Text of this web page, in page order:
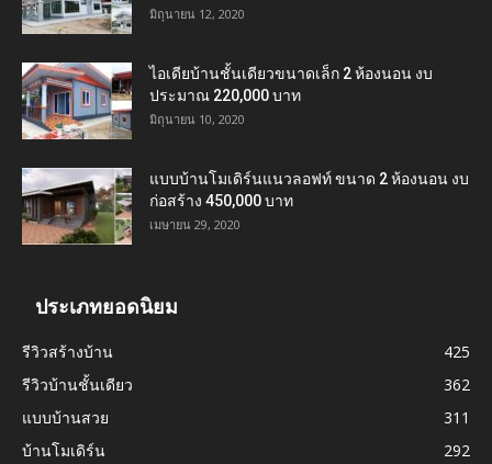
มิถุนายน 12, 2020
ไอเดียบ้านชั้นเดียวขนาดเล็ก 2 ห้องนอน งบ
ประมาณ 220,000 บาท
มิถุนายน 10, 2020
แบบบ้านโมเดิร์นแนวลอฟท์ ขนาด 2 ห้องนอน งบ
ก่อสร้าง 450,000 บาท
เมษายน 29, 2020
ประเภทยอดนิยม
รีวิวสร้างบ้าน
425
รีวิวบ้านชั้นเดียว
362
แบบบ้านสวย
311
บ้านโมเดิร์น
292